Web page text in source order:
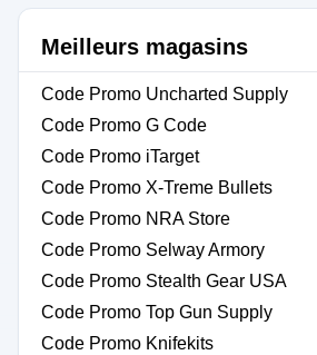
Meilleurs magasins
Code Promo Uncharted Supply
Code Promo G Code
Code Promo iTarget
Code Promo X-Treme Bullets
Code Promo NRA Store
Code Promo Selway Armory
Code Promo Stealth Gear USA
Code Promo Top Gun Supply
Code Promo Knifekits